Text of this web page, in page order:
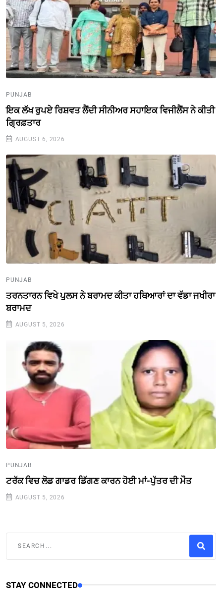
PUNJAB
ਇਕ ਲੱਖ ਰੁਪਏ ਰਿਸ਼ਵਤ ਲੈਂਦੀ ਸੀਨੀਅਰ ਸਹਾਇਕ ਵਿਜੀਲੈਂਸ ਨੇ ਕੀਤੀ
ਗ੍ਰਿਫ਼ਤਾਰ
AUGUST 6, 2026
PUNJAB
ਤਰਨਤਾਰਨ ਵਿਖੇ ਪੁਲਸ ਨੇ ਬਰਾਮਦ ਕੀਤਾ ਹਥਿਆਰਾਂ ਦਾ ਵੱਡਾ ਜਖੀਰਾ
ਬਰਾਮਦ
AUGUST 5, 2026
PUNJAB
ਟਰੱਕ ਵਿਚ ਲੋਡ ਗਾਡਰ ਡਿੱਗਣ ਕਾਰਨ ਹੋਈ ਮਾਂ-ਪੁੱਤਰ ਦੀ ਮੌਤ
AUGUST 5, 2026
STAY CONNECTED